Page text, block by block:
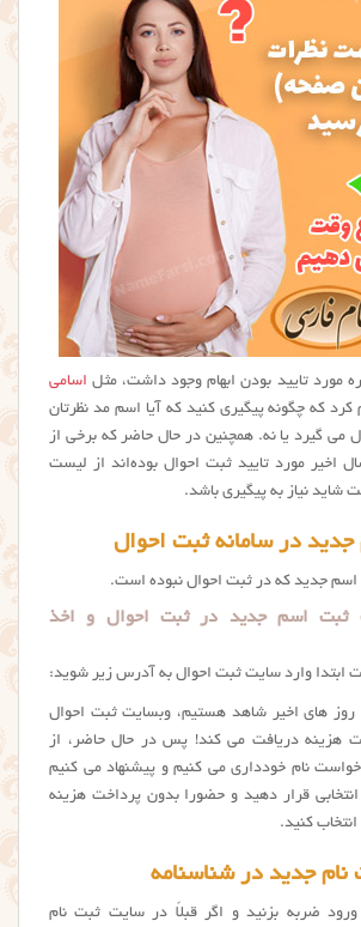
مورد تایید بودن ابهام وجود داشت، مثل اسامی
که چگونه پیگیری کنید که آیا اسم مد نظرتان
می گیرد یا نه. همچنین در حال حاضر که برخی از
اخیر مورد تایید ثبت احوال بوده‌اند از لیست
نیاز به پیگیری باشد.
در سامانه ثبت احوال
جدید که در ثبت احوال نبوده است.
ثبت اسم جدید در ثبت احوال و اخذ
ابتدا وارد سایت ثبت احوال به آدرس زیر شوید:
روز های اخیر شاهد هستیم، وبسایت ثبت احوال
هزینه دریافت می کند! پس در حال حاضر، از
نام خودداری می کنیم و پیشنهاد می کنیم
انتخابی قرار دهید و حضورا بدون پرداخت هزینه
کنید.
جدید در شناسنامه
ضربه بزنید و اگر قبلاً در سایت ثبت نام